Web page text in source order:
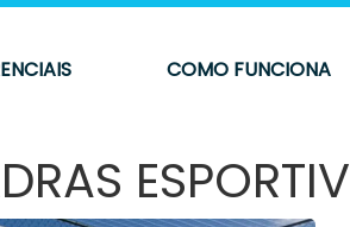
COMO FUNCIONA